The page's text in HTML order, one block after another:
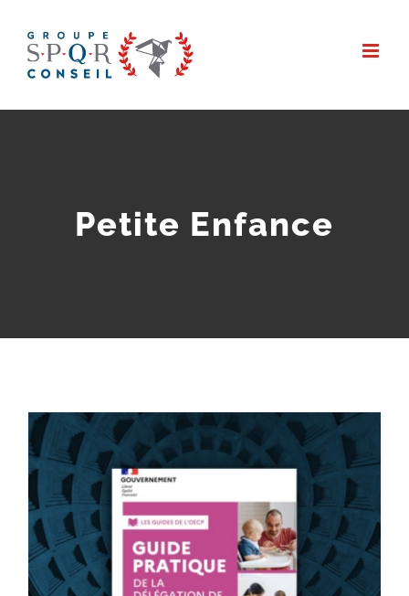
contenu
Petite Enfance